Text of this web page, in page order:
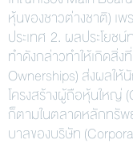
หุ้นของชาวต่างชาติ) เ
ประเทศ 2. ผลประโยชน์
ทำดังกล่าวทำให้เกิดสิ่ง
Ownerships) ส่งผลใ
โครงสร้างผู้ถือหุ้นใหญ่
ก็ตามในตลาดหลักทรัพ
บาลของบริษัท